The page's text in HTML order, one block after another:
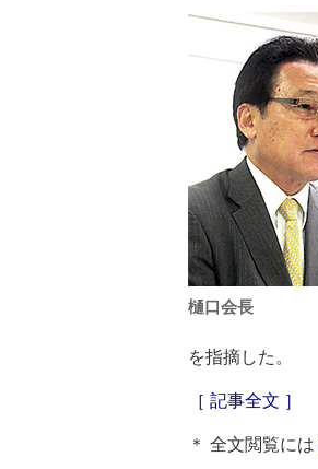
樋口会長
を指摘した。
［ 記事全文 ］
＊ 全文閲覧には